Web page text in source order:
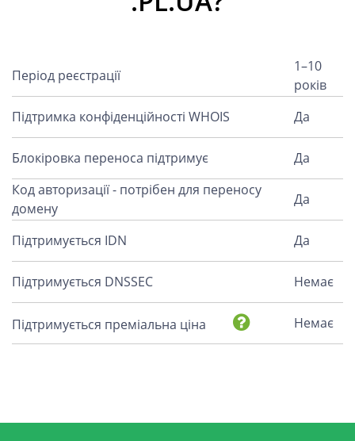
Період реєстрації
1–10
років
Підтримка конфіденційності WHOIS
Да
Блокіровка переноса підтримує
Да
Код авторизації - потрібен для переносу
домену
Да
Підтримується IDN Да
Підтримується DNSSEC Немає
Підтримується преміальна ціна Немає